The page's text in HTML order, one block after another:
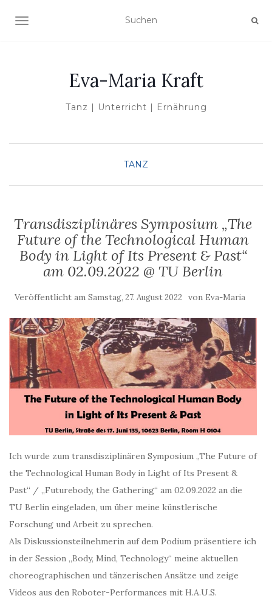
NAVIGATION UMSCHALTEN
Eva-Maria Kraft
Tanz | Unterricht | Ernährung
TANZ
Transdisziplinäres Symposium „The
Future of the Technological Human
Body in Light of Its Present & Past“
am 02.09.2022 @ TU Berlin
Veröffentlicht am Samstag, 27. August 2022 von Eva-Maria
Ich wurde zum transdisziplinären Symposium „The Future of
the Technological Human Body in Light of Its Present &
Past“ / „Futurebody, the Gathering“ am 02.09.2022 an die
TU Berlin eingeladen, um über meine künstlerische
Forschung und Arbeit zu sprechen.
Als Diskussionsteilnehmerin auf dem Podium präsentiere ich
in der Session „Body, Mind, Technology“ meine aktuellen
choreographischen und tänzerischen Ansätze und zeige
Videos aus den Roboter-Performances mit H.A.U.S.